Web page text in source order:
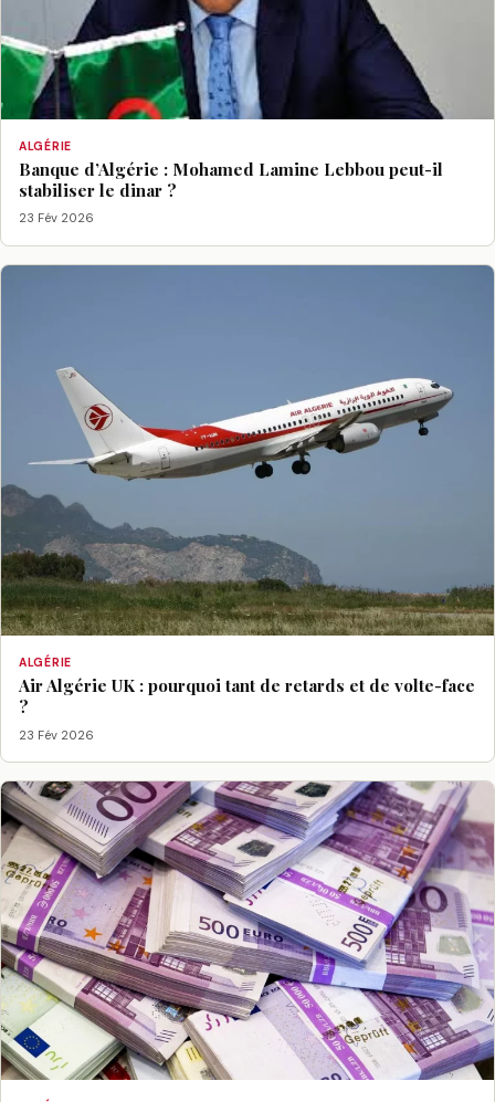
ALGÉRIE
Banque d’Algérie : Mohamed Lamine Lebbou peut-il
stabiliser le dinar ?
23 Fév 2026
ALGÉRIE
Air Algérie UK : pourquoi tant de retards et de volte-face
?
23 Fév 2026